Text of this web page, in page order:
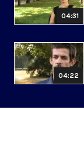
04:31
04:22